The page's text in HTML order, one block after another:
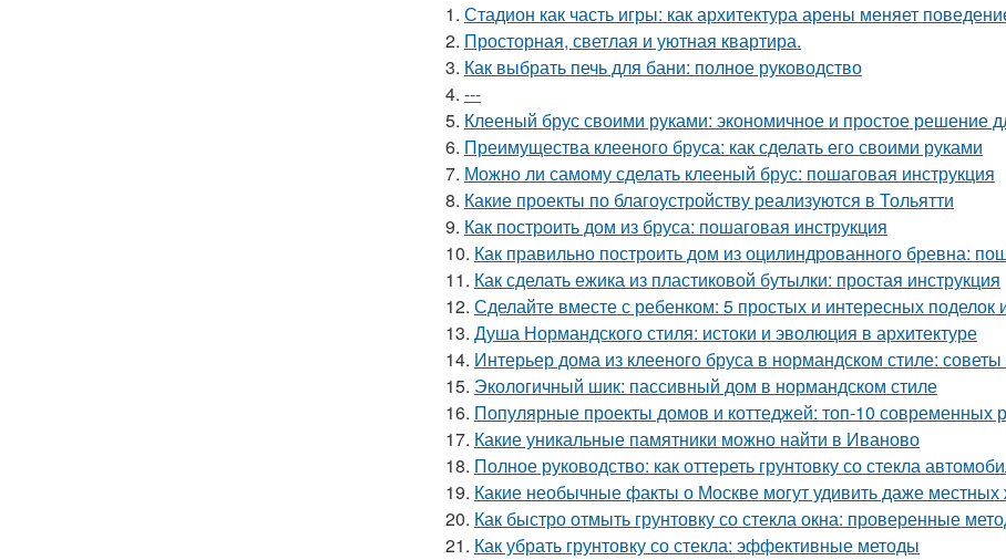
1. Стадион как часть игры: как архитектура арены меняет
2. Просторная, светлая и уютная квартира.
3. Как выбрать печь для бани: полное руководство
4. ---
5. Клееный брус своими руками: экономичное и простое решение
6. Преимущества клееного бруса: как сделать его своими руками
7. Можно ли самому сделать клееный брус: пошаговая инструкция
8. Какие проекты по благоустройству реализуются в Тольятти
9. Как построить дом из бруса: пошаговая инструкция
10. Как правильно построить дом из оцилиндрованного бревна:
11. Как сделать ежика из пластиковой бутылки: простая инструкция
12. Сделайте вместе с ребенком: 5 простых и интересных поделок
13. Душа Нормандского стиля: истоки и эволюция в архитектуре
14. Интерьер дома из клееного бруса в нормандском стиле:
15. Экологичный шик: пассивный дом в нормандском стиле
16. Популярные проекты домов и коттеджей: топ-10 современных
17. Какие уникальные памятники можно найти в Иваново
18. Полное руководство: как оттереть грунтовку со стекла
19. Какие необычные факты о Москве могут удивить даже местных
20. Как быстро отмыть грунтовку со стекла окна: проверенные
21. Как убрать грунтовку со стекла: эффективные методы